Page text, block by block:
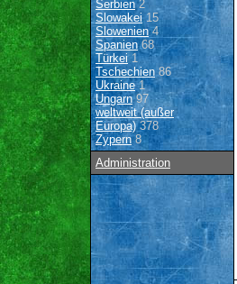
Serbien2
Slowakei15
Slowenien4
Spanien68
Türkei1
Tschechien 86
Ukraine1
Ungarn97
weltweit (außer
Europa)378
Zypern8
Administration